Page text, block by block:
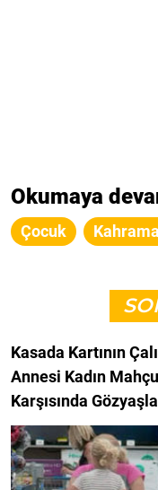
Okumaya
Çocuk
Kasada Kartının
Annesi Kadın
Karşısında